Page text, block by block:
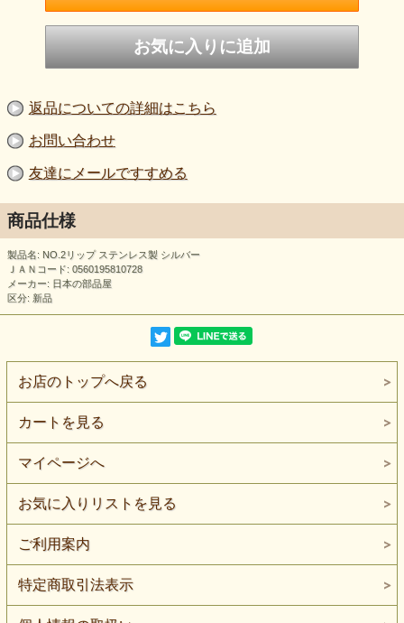
返品についての詳細はこちら
お問い合わせ
友達にメールですすめる
商品仕様
製品名: NO.2リップ ステンレス製 シルバー
ＪＡＮコード: 0560195810728
メーカー: 日本の部品屋
区分: 新品
お店のトップへ戻る
カートを見る
マイページへ
お気に入りリストを見る
ご利用案内
特定商取引法表示